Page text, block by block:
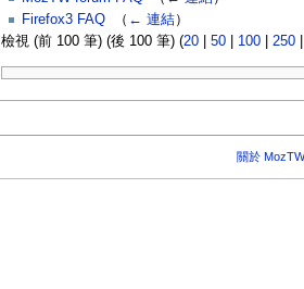
Firefox3 FAQ‎ （ ← 連結）
檢視 (前 100 筆) (後 100 筆) (20| 50| 100| 250
關於